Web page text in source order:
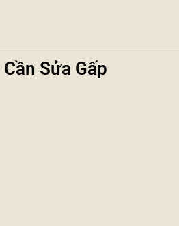
Sửa Gấp